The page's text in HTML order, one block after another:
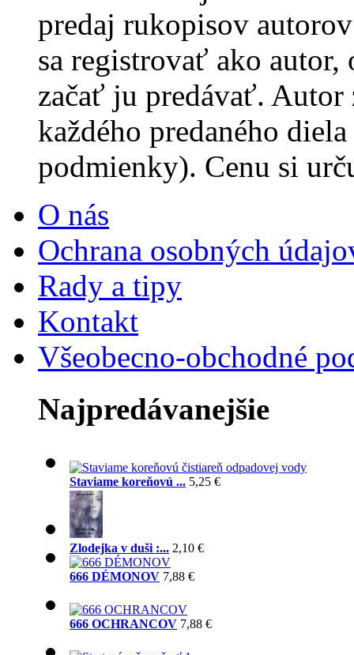
predaj rukopisov
sa registrovať ako
začať ju predávať.
každého predaného
podmienky). Cenu si
O nás
Ochrana osobných
Rady a tipy
Kontakt
Všeobecno-obchodné
Najpredávanejšie
Staviame koreňovú ... 5,25 €
Zlodejka v duši :... 2,10 €
666 DÉMONOV 7,88 €
666 OCHRANCOV 7,88 €